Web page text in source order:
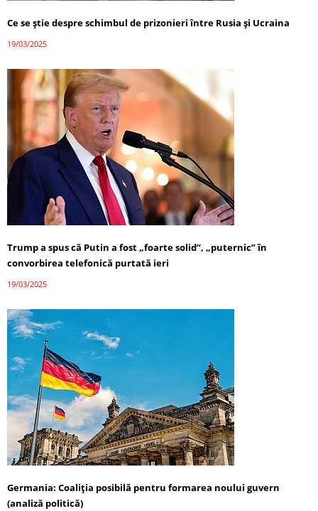
Ce se știe despre schimbul de prizonieri între Rusia și Ucraina
19/03/2025
Trump a spus că Putin a fost „foarte solid”, „puternic” în
convorbirea telefonică purtată ieri
19/03/2025
Germania: Coaliția posibilă pentru formarea noului guvern
(analiză politică)